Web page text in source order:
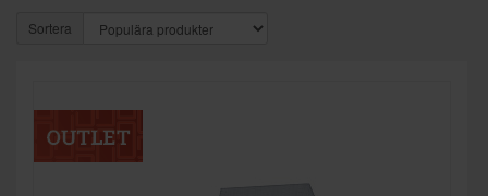
Sortera